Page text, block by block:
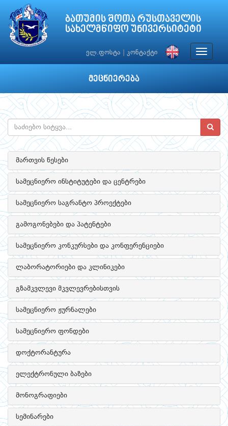
ბათუმის შოთა რუსთაველის
სახელმწიფო უნივერსიტეტი
ელ.ფოსტა კონტაქტი
Toggle
მეცნიერება
მართვის წესები
სამეცნიერო ინსტიტუტები და ცენტრები
სამეცნიერო საგრანტო პროექტები
გამოგონებები და პატენტები
სამეცნიერო კონკურსები და კონფერენციები
ლაბორატორიები და კლინიკები
გზამკვლევი მკვლევრებისთვის
სამეცნიერო ჟურნალები
სამეცნიერო ფონდები
დოქტორანტურა
ელექტრონული ბაზები
მონოგრაფიები
სემინარები